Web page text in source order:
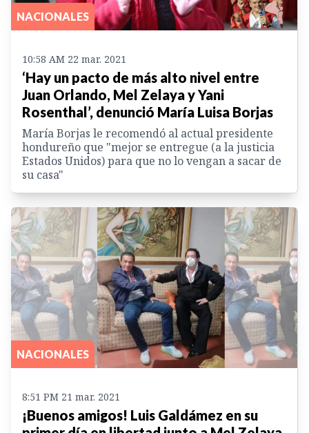
NACIONALES
10:58 AM 22 mar. 2021
‘Hay un pacto de más alto nivel entre
Juan Orlando, Mel Zelaya y Yani
Rosenthal’, denunció María Luisa Borjas
María Borjas le recomendó al actual presidente
hondureño que "mejor se entregue (a la justicia
Estados Unidos) para que no lo vengan a sacar de
su casa"
NACIONALES
8:51 PM 21 mar. 2021
¡Buenos amigos! Luis Galdámez en su